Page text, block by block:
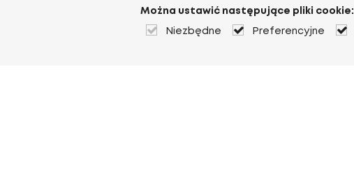
Można ustawić następujące pliki cookie:
Niezbędne Preferencyjne